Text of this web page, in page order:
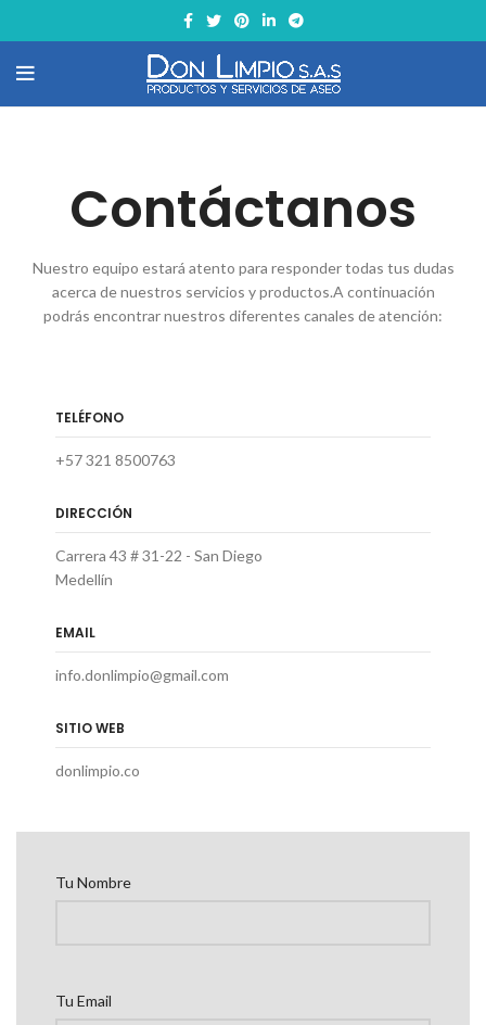
Contáctanos
Nuestro equipo estará atento para responder todas tus dudas
acerca de nuestros servicios y productos.A continuación
podrás encontrar nuestros diferentes canales de atención:
TELÉFONO
+57 321 8500763
DIRECCIÓN
Carrera 43 # 31-22 - San Diego
Medellín
EMAIL
info.donlimpio@gmail.com
SITIO WEB
donlimpio.co
Tu Nombre
Tu Email